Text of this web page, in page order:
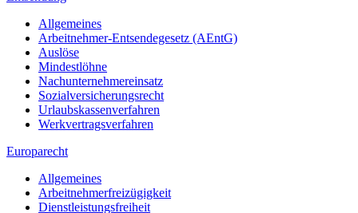
Allgemeines
Arbeitnehmer-Entsendegesetz (AEntG)
Auslöse
Mindestlöhne
Nachunternehmereinsatz
Sozialversicherungsrecht
Urlaubskassenverfahren
Werkvertragsverfahren
Europarecht
Allgemeines
Arbeitnehmerfreizügigkeit
Dienstleistungsfreiheit